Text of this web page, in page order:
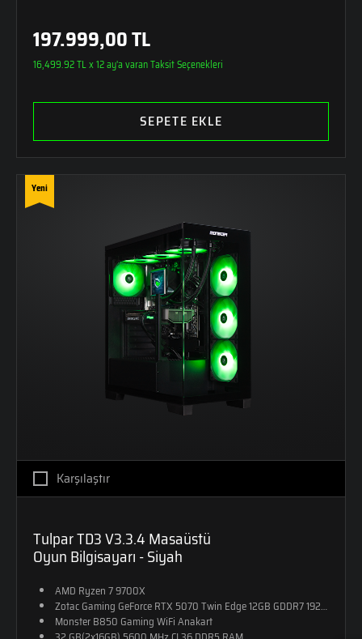
197.999,00 TL
16,499.92 TL x 12 ay'a varan Taksit Seçenekleri
SEPETE EKLE
Yeni
Karşılaştır
Tulpar TD3 V3.3.4 Masaüstü
Oyun Bilgisayarı - Siyah
AMD Ryzen 7 9700X
Zotac Gaming GeForce RTX 5070 Twin Edge 12GB GDDR7 192-Bit DX12
Monster B850 Gaming WiFi Anakart